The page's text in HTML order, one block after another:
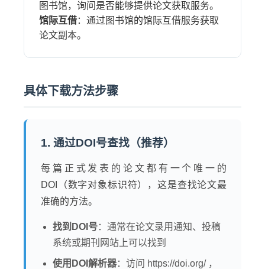
图书馆，询问是否能够提供论文获取服务。
馆际互借：通过图书馆的馆际互借服务获取
论文副本。
具体下载方法步骤
1. 通过DOI号查找（推荐）
每篇正式发表的论文都有一个唯一的
DOI（数字对象标识符），这是查找论文最
准确的方法。
找到DOI号：通常在论文录用通知、投稿
系统或期刊网站上可以找到
使用DOI解析器：访问 https://doi.org/ ，